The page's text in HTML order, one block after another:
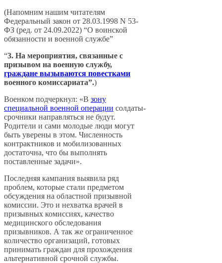
(Напомним нашим читателям
Федеральный закон от 28.03.1998 N 53-
ФЗ (ред. от 24.09.2022) “О воинской
обязанности и военной службе”
“3. На мероприятия, связанные с
призывом на военную службу,
граждане вызываются повестками
военного комиссариата”.)
Военком подчеркнул: «В зону
специальной военной операции солдаты-
срочники направляться не будут.
Родители и сами молодые люди могут
быть уверены в этом. Численность
контрактников и мобилизованных
достаточна, что бы выполнять
поставленные задачи».
Последняя кампания выявила ряд
проблем, которые стали предметом
обсуждения на областной призывной
комиссии. Это и нехватка врачей в
призывных комиссиях, качество
медицинского обследования
призывников. А так же ограниченное
количество организаций, готовых
принимать граждан для прохождения
альтернативной срочной службы.